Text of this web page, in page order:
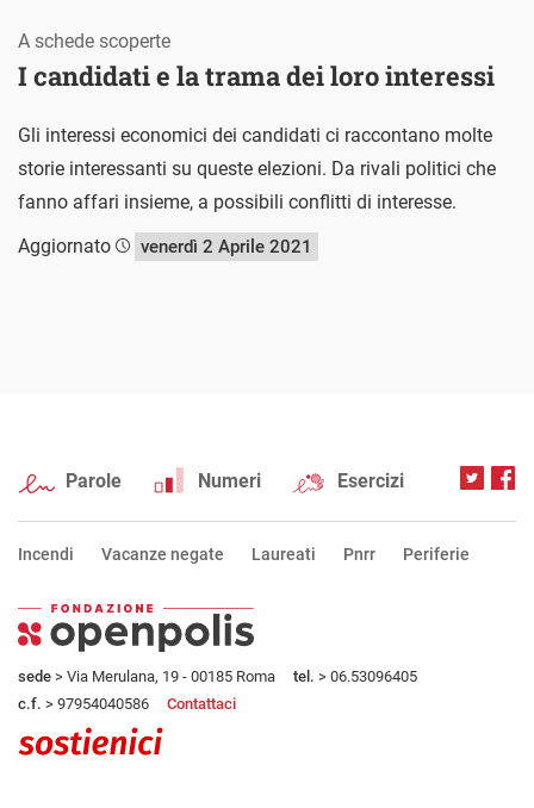
I candidati e la trama dei loro interessi
A schede scoperte
Gli interessi economici dei candidati ci raccontano molte
storie interessanti su queste elezioni. Da rivali politici che
fanno affari insieme, a possibili conflitti di interesse.
Aggiornato
venerdì 2 Aprile 2021
Parole Numeri Esercizi
Incendi Vacanze negate Laureati Pnrr Periferie
sede > Via Merulana, 19 - 00185 Roma tel. > 06.53096405
c.f. > 97954040586 Contattaci